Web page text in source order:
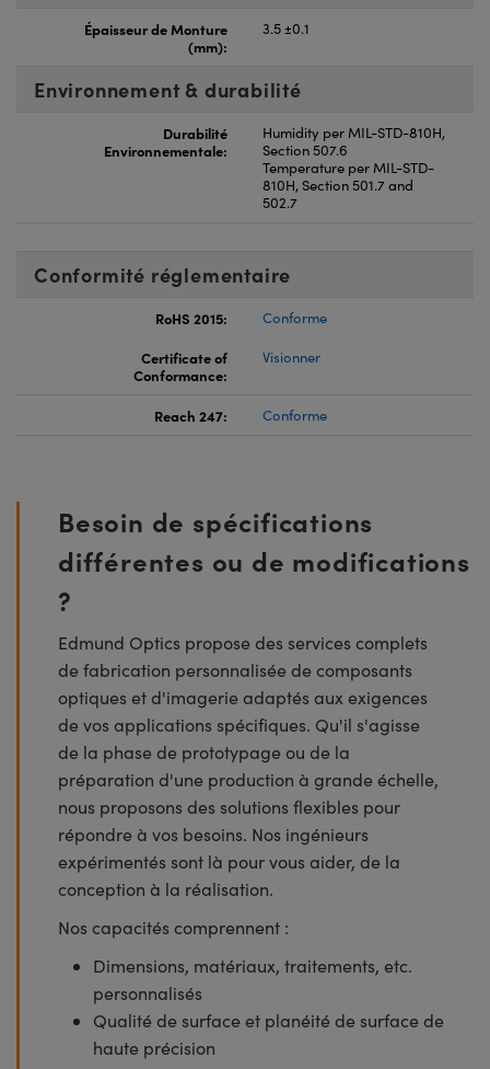
Épaisseur de Monture
(mm):
3.5 ±0.1
Environnement & durabilité
Durabilité
Environnementale:
Humidity per MIL-STD-810H,
Section 507.6
Temperature per MIL-STD-
810H, Section 501.7 and
502.7
Conformité réglementaire
RoHS 2015:
Conforme
Certificate of
Conformance:
Visionner
Reach 247: Conforme
Besoin de spécifications
différentes ou de modifications
?
Edmund Optics propose des services complets
de fabrication personnalisée de composants
optiques et d'imagerie adaptés aux exigences
de vos applications spécifiques. Qu'il s'agisse
de la phase de prototypage ou de la
préparation d'une production à grande échelle,
nous proposons des solutions flexibles pour
répondre à vos besoins. Nos ingénieurs
expérimentés sont là pour vous aider, de la
conception à la réalisation.
Nos capacités comprennent :
Dimensions, matériaux, traitements, etc.
personnalisés
Qualité de surface et planéité de surface de
haute précision